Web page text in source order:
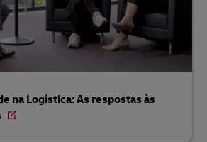
na Logística: As respostas às